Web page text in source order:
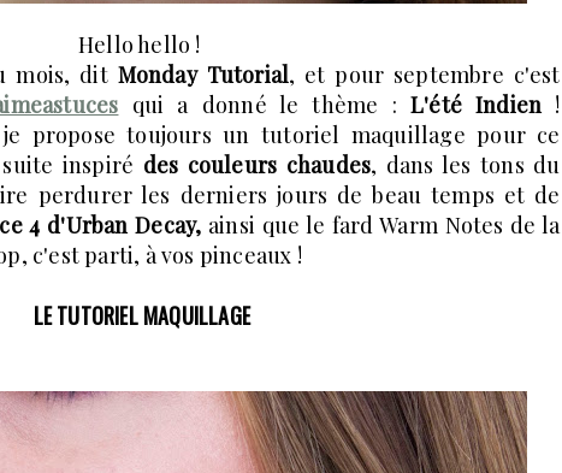
Hello hello !
mois, dit Monday Tutorial, et pour septembre c'est
qui a donné le thème : L'été Indien!
je propose toujours un tutoriel maquillage pour ce
inspiré des couleurs chaudes, dans les tons du
perdurer les derniers jours de beau temps et de
4 d'Urban Decay, ainsi que le fard Warm Notes de la
c'est parti, à vos pinceaux !
LE TUTORIEL MAQUILLAGE